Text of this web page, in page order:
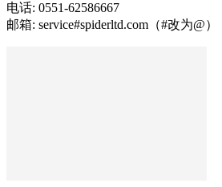
电话: 0551-62586667
邮箱: service#spiderltd.com（#改为@）